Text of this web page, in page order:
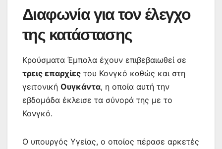
Διαφωνία για τον έλεγχο
της κατάστασης
Κρούσματα Έμπολα έχουν επιβεβαιωθεί σε
τρεις επαρχίες του Κονγκό καθώς και στη
γειτονική Ουγκάντα, η οποία αυτή την
εβδομάδα έκλεισε τα σύνορά της με το
Κονγκό.
Ο υπουργός Υγείας, ο οποίος πέρασε αρκετές